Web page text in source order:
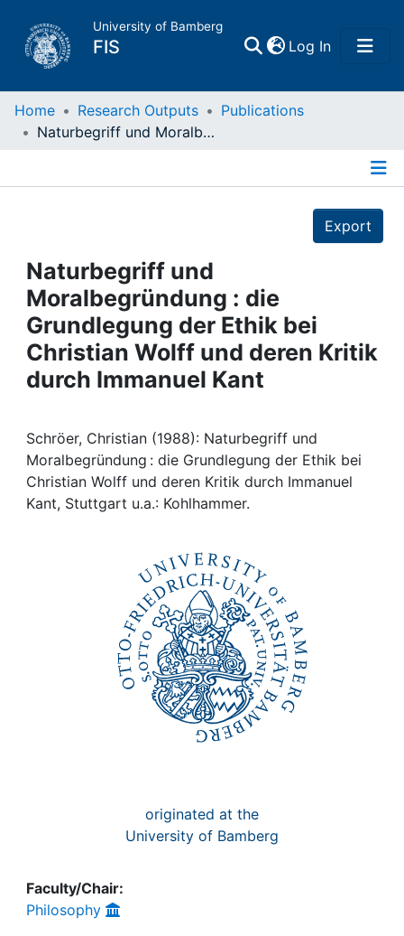
University of Bamberg
FIS Log In(current)
Home
Projects
People
Institutions
My FIS
Help
Home Research Outputs
Publications
Naturbegriff und Moralbegründung : die Grundlegung der Ethik bei Christian Wolff und deren Kritik durch Immanuel Kant
Export
Naturbegriff und
Moralbegründung : die
Grundlegung der Ethik bei
Christian Wolff und deren Kritik
durch Immanuel Kant
Schröer, Christian (1988): Naturbegriff und
Moralbegründung : die Grundlegung der Ethik bei
Christian Wolff und deren Kritik durch Immanuel
Kant, Stuttgart u.a.: Kohlhammer.
originated at the
University of Bamberg
Faculty/Chair:
Philosophy